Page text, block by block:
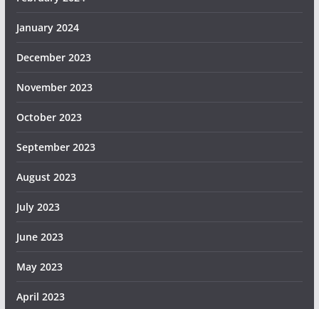
January 2024
December 2023
November 2023
October 2023
September 2023
August 2023
July 2023
June 2023
May 2023
April 2023